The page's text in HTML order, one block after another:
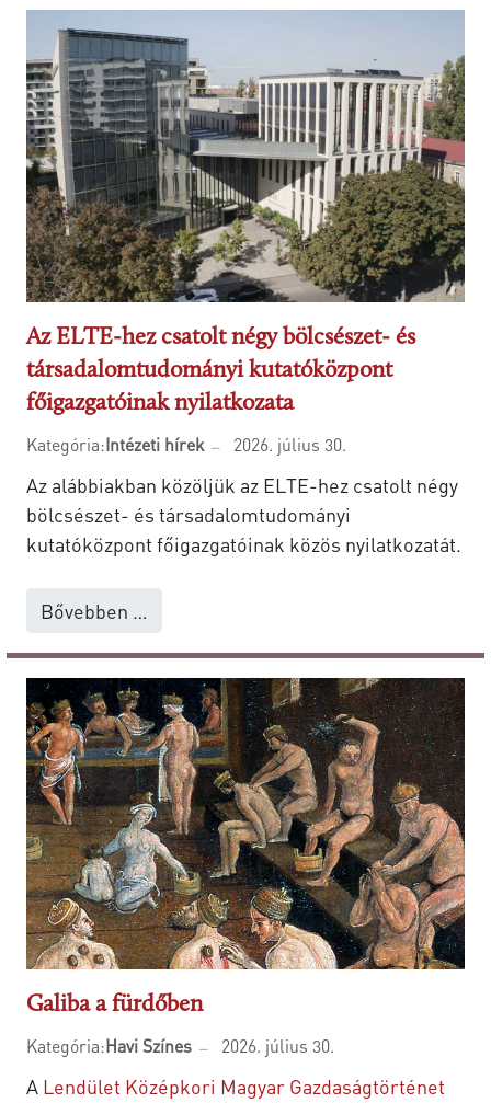
Az ELTE-hez csatolt négy bölcsészet- és
társadalomtudományi kutatóközpont
főigazgatóinak nyilatkozata
Kategória:Intézeti hírek 2026. július 30.
Az alábbiakban közöljük az ELTE-hez csatolt négy
bölcsészet- és társadalomtudományi
kutatóközpont főigazgatóinak közös nyilatkozatát.
Bővebben …
Galiba a fürdőben
Kategória:Havi Színes 2026. július 30.
A Lendület Középkori Magyar Gazdaságtörténet